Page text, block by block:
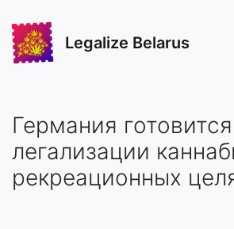
Legalize Belarus
Германия
легализации
рекреационных